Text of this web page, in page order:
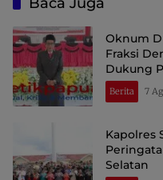
Baca Juga
Oknum
Fraksi
Dukung
Berita 7
Kapolres
Selatan